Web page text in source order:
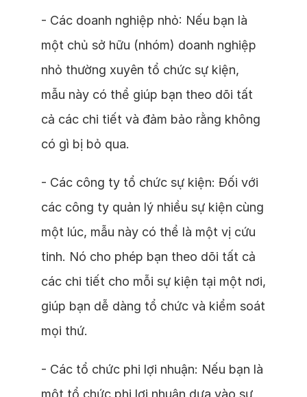
- Các doanh nghiệp nhỏ: Nếu bạn là
một chủ sở hữu (nhóm) doanh nghiệp
nhỏ thường xuyên tổ chức sự kiện,
mẫu này có thể giúp bạn theo dõi tất
cả các chi tiết và đảm bảo rằng không
có gì bị bỏ qua.
- Các công ty tổ chức sự kiện: Đối với
các công ty quản lý nhiều sự kiện cùng
một lúc, mẫu này có thể là một vị cứu
tinh. Nó cho phép bạn theo dõi tất cả
các chi tiết cho mỗi sự kiện tại một nơi,
giúp bạn dễ dàng tổ chức và kiểm soát
mọi thứ.
- Các tổ chức phi lợi nhuận: Nếu bạn là
một tổ chức phi lợi nhuận dựa vào sự